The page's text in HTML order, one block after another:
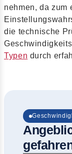
nehmen, da zum
die technische
Typen durch